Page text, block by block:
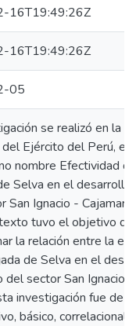
16T19:49:26Z
16T19:49:26Z
05
se realizó en la
Ejército del Perú, el
nombre Efectividad
Selva en el desarrollo
San Ignacio -
tuvo el objetivo de
la relación entre la
de Selva en el
del sector San Ignacio -
investigación fue de
básico, correlacional